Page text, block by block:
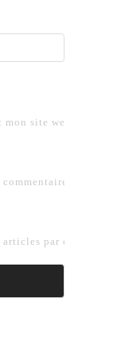
site web dans le
par e-
par e-mail.